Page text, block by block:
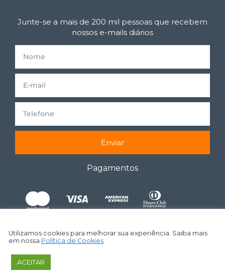
Junte-se a mais de 200 mil pessoas que recebem
nossos e-mails diários
Enviar
Pagamentos
Utilizamos cookies para melhorar sua experiência. Saiba mais
em nossa Política de Cookies
ACEITAR